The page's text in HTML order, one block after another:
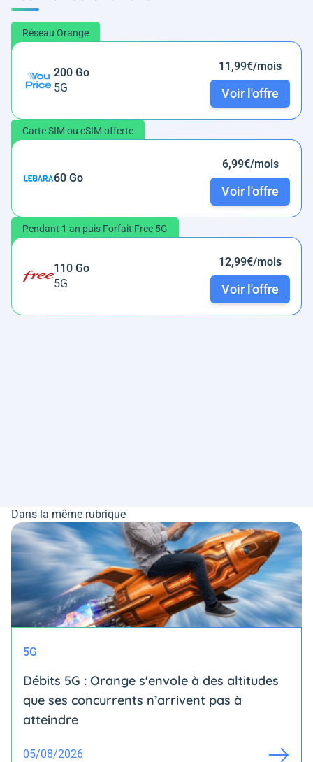
Réseau Orange
200 Go
5G
11,99€/mois
Voir l'offre
Carte SIM ou eSIM offerte
60 Go
6,99€/mois
Voir l'offre
Pendant 1 an puis Forfait Free 5G
110 Go
5G
12,99€/mois
Voir l'offre
Dans la même rubrique
5G
Débits 5G : Orange s'envole à des altitudes
que ses concurrents n’arrivent pas à
atteindre
05/08/2026